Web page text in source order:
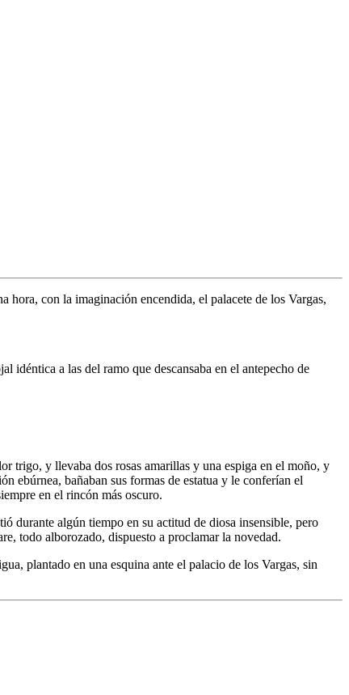
hora, con la imaginación encendida, el palacete de los Vargas,
idéntica a las del ramo que descansaba en el antepecho de
trigo, y llevaba dos rosas amarillas y una espiga en el moño, y
ebúrnea, bañaban sus formas de estatua y le conferían el
en el rincón más oscuro.
durante algún tiempo en su actitud de diosa insensible, pero
todo alborozado, dispuesto a proclamar la novedad.
plantado en una esquina ante el palacio de los Vargas, sin